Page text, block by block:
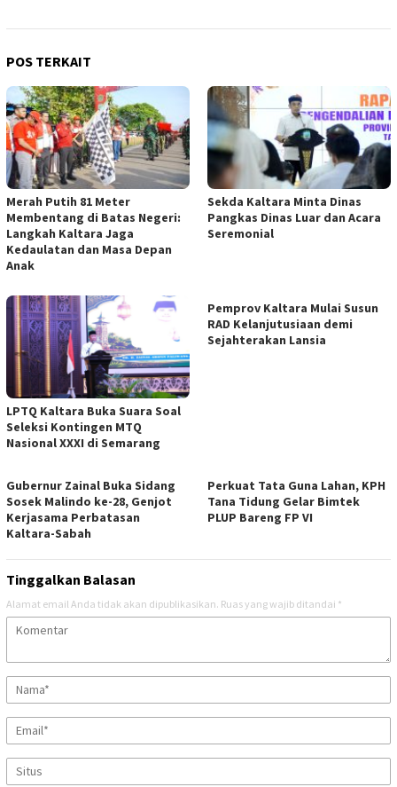
POS TERKAIT
Merah Putih 81 Meter
Membentang di Batas Negeri:
Langkah Kaltara Jaga
Kedaulatan dan Masa Depan
Anak
Sekda Kaltara Minta Dinas
Pangkas Dinas Luar dan Acara
Seremonial
LPTQ Kaltara Buka Suara Soal
Seleksi Kontingen MTQ
Nasional XXXI di Semarang
Pemprov Kaltara Mulai Susun
RAD Kelanjutusiaan demi
Sejahterakan Lansia
Gubernur Zainal Buka Sidang
Sosek Malindo ke-28, Genjot
Kerjasama Perbatasan
Kaltara-Sabah
Perkuat Tata Guna Lahan, KPH
Tana Tidung Gelar Bimtek
PLUP Bareng FP VI
Tinggalkan Balasan
Alamat email Anda tidak akan dipublikasikan. Ruas yang wajib ditandai *